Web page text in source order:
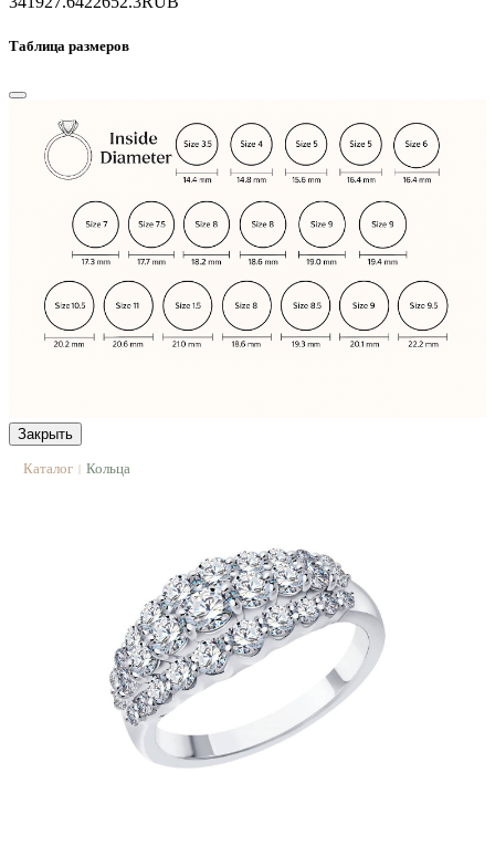
Таблица размеров
Закрыть
Каталог | Кольца